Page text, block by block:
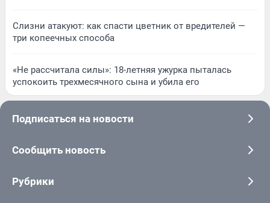
Слизни атакуют: как спасти цветник от вредителей —
три копеечных способа
«Не рассчитала силы»: 18-летняя ужурка пыталась
успокоить трехмесячного сына и убила его
Подписаться на новости
Сообщить новость
Рубрики